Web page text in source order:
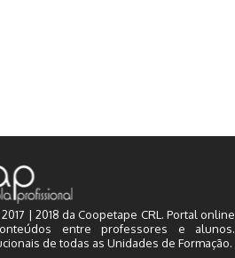
| 2018 da Coopetape CRL. Portal online
entre professores e alunos.
de todas as Unidades de Formação.